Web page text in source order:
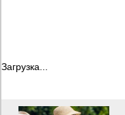
Загрузка...